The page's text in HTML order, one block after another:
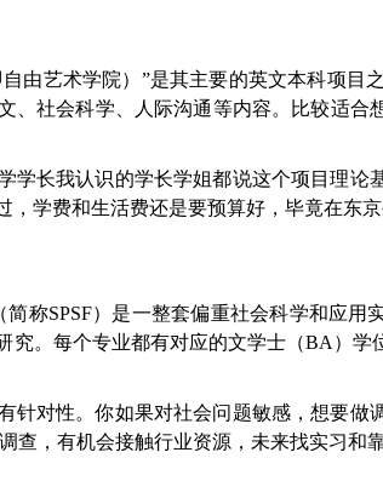
自由艺术学院）”是其主要的英文本科项目
、社会科学、人际沟通等内容。比较适合
学长我认识的学长学姐都说这个项目理论
学费和生活费还是要预算好，毕竟在东京
（简称SPSF）是一整套偏重社会科学和应
。每个专业都有对应的文学士（BA）学
针对性。你如果对社会问题敏感，想要做
查，有机会接触行业资源，未来找实习和